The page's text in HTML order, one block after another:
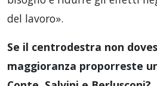
del lavoro».
Se il centrodestra non
maggioranza proporreste